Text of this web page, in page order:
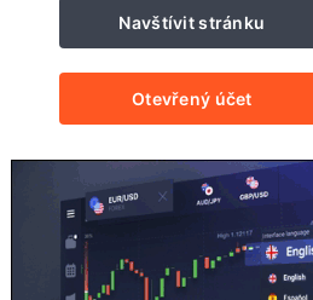
Navštívit stránku
Otevřený účet